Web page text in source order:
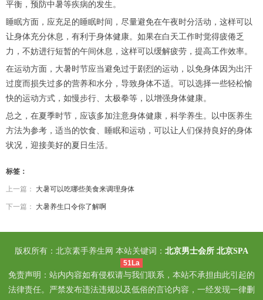
平衡，预防中暑等疾病的发生。
睡眠方面，应充足的睡眠时间，尽量避免在午夜时分活动，这样可以
让身体充分休息，有利于身体健康。如果在白天工作时觉得疲倦乏
力，不妨进行短暂的午间休息，这样可以缓解疲劳，提高工作效率。
在运动方面，大暑时节应当避免过于剧烈的运动，以免身体因为出汗
过度而损失过多的营养和水分，导致身体不适。可以选择一些轻松愉
快的运动方式，如慢步行、太极拳等，以增强身体健康。
总之，在夏季时节，应该多加注意身体健康，科学养生。以中医养生
方法为参考，适当的饮食、睡眠和运动，可以让人们保持良好的身体
状况，迎接美好的夏日生活。
标签：
上一篇： 大暑可以吃哪些美食来调理身体
下一篇： 大暑养生口令你了解啊
版权所有：北京素手养生网 本站关键词： 北京男士会所 北京SPA
51La
免责声明：站内内容如有侵权请与我们联系，本站不承担由此引起的
法律责任。严禁发布违法违规以及低俗的言论内容，一经发现一律删